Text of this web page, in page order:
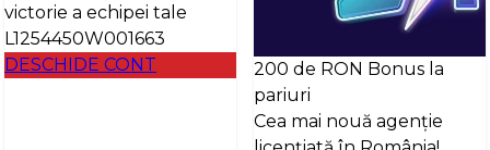
victorie a echipei tale
L1254450W001663
DESCHIDE CONT
200 de RON Bonus la
pariuri
Cea mai nouă agenție